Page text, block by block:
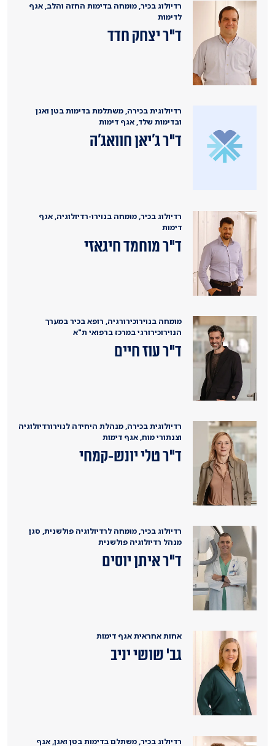
רדיולוג בכיר, מומחה בדימות החזה והלב, אגף
לדימות
ד"ר יצחק חדד
רדיולוגית בכירה, משתלמת בדימות בטן ואגן
ובדימות שלד, אגף דימות
ד"ר ג׳יאן חוואג׳ה
רדיולוג בכיר, מומחה בנוירו-רדיולוגיה, אגף
דימות
ד"ר מוחמד חיגאזי
מומחה בנוירוכירורגיה, רופא בכיר במערך
הנוירוכירורגי במרכז ברפואי ת"א
ד"ר עוז חיים
רדיולוגית בכירה, מנהלת היחידה לנוירורדיולוגיה
וצנתורי מוח, אגף דימות
ד"ר טלי יונש-קמחי
רדיולוג בכיר, מומחה לרדיולוגיה פולשנית, סגן
מנהל רדיולוגיה פולשנית
ד"ר איתן יוסים
אחות אחראית אגף דימות
גב' שושי יניב
רדיולוג בכיר, משתלם בדימות בטן ואגן, אגף